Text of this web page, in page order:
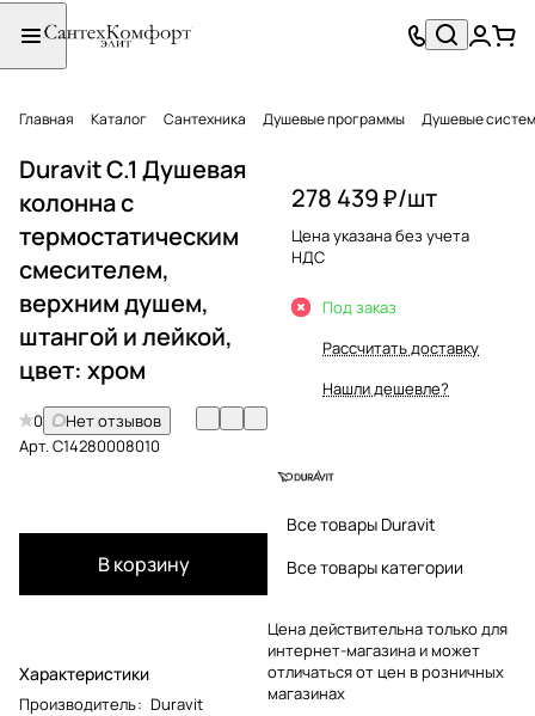
Главная Каталог Сантехника Душевые программы Душевые
Duravit C.1 Душевая
колонна с
термостатическим
смесителем,
верхним душем,
штангой и лейкой,
цвет: хром
0
Нет отзывов
Арт.C14280008010
В корзину
Характеристики
Производитель: Duravit
278 439 ₽/шт
Цена указана без учета
НДС
Под заказ
Рассчитать доставку
Нашли дешевле?
Все товары Duravit
Все товары категории
Цена действительна только для
интернет-магазина и может
отличаться от цен в розничных
магазинах